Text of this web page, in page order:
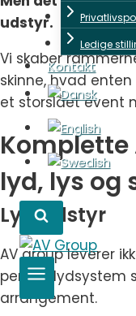
Ledige
Kontakt
udstyr.
Vi skaber
skinne, hvad
et storslået event
lyd, lys og
Lyd udstyr
AV group leverer
perfekt lydsystem
arrangement.